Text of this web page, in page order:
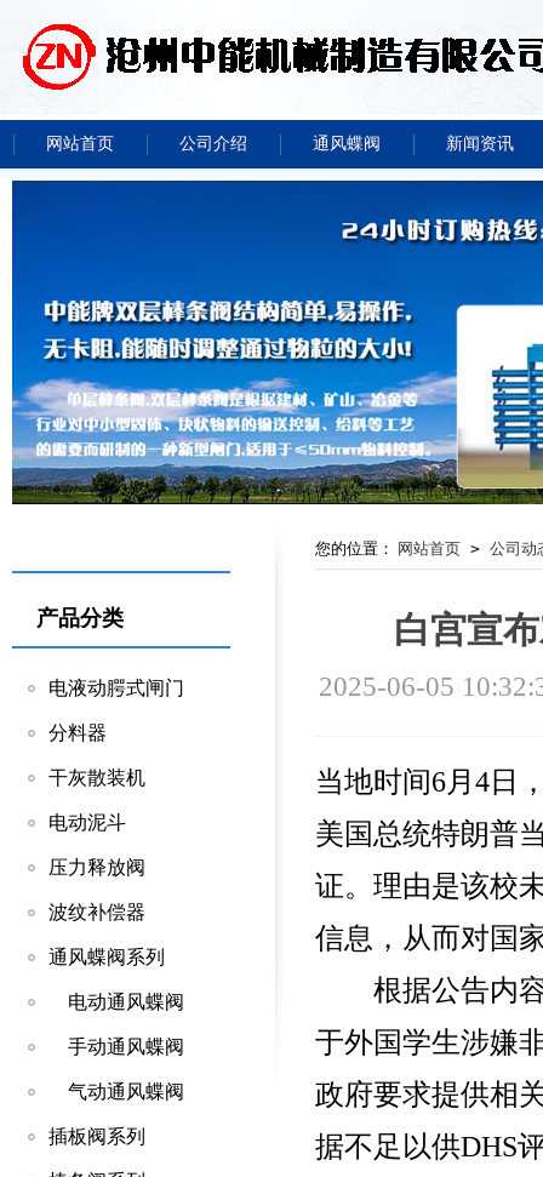
网站首页 公司介绍 通风蝶阀 新闻资讯
产品分类
电液动腭式闸门
分料器
干灰散装机
电动泥斗
压力释放阀
波纹补偿器
通风蝶阀系列
电动通风蝶阀
手动通风蝶阀
气动通风蝶阀
插板阀系列
您的位置： 网站首页 > 公司动
白宫宣
2025-06-05
当地时间6月4日
美国总统特朗普
证。理由是该校
信息，从而对国
根据公告内容
于外国学生涉嫌
政府要求提供相
据不足以供DHS